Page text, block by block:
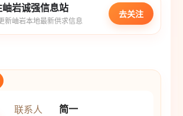
岫岩诚强信息站
新岫岩本地最新供求信息
去关注
联系人
简一